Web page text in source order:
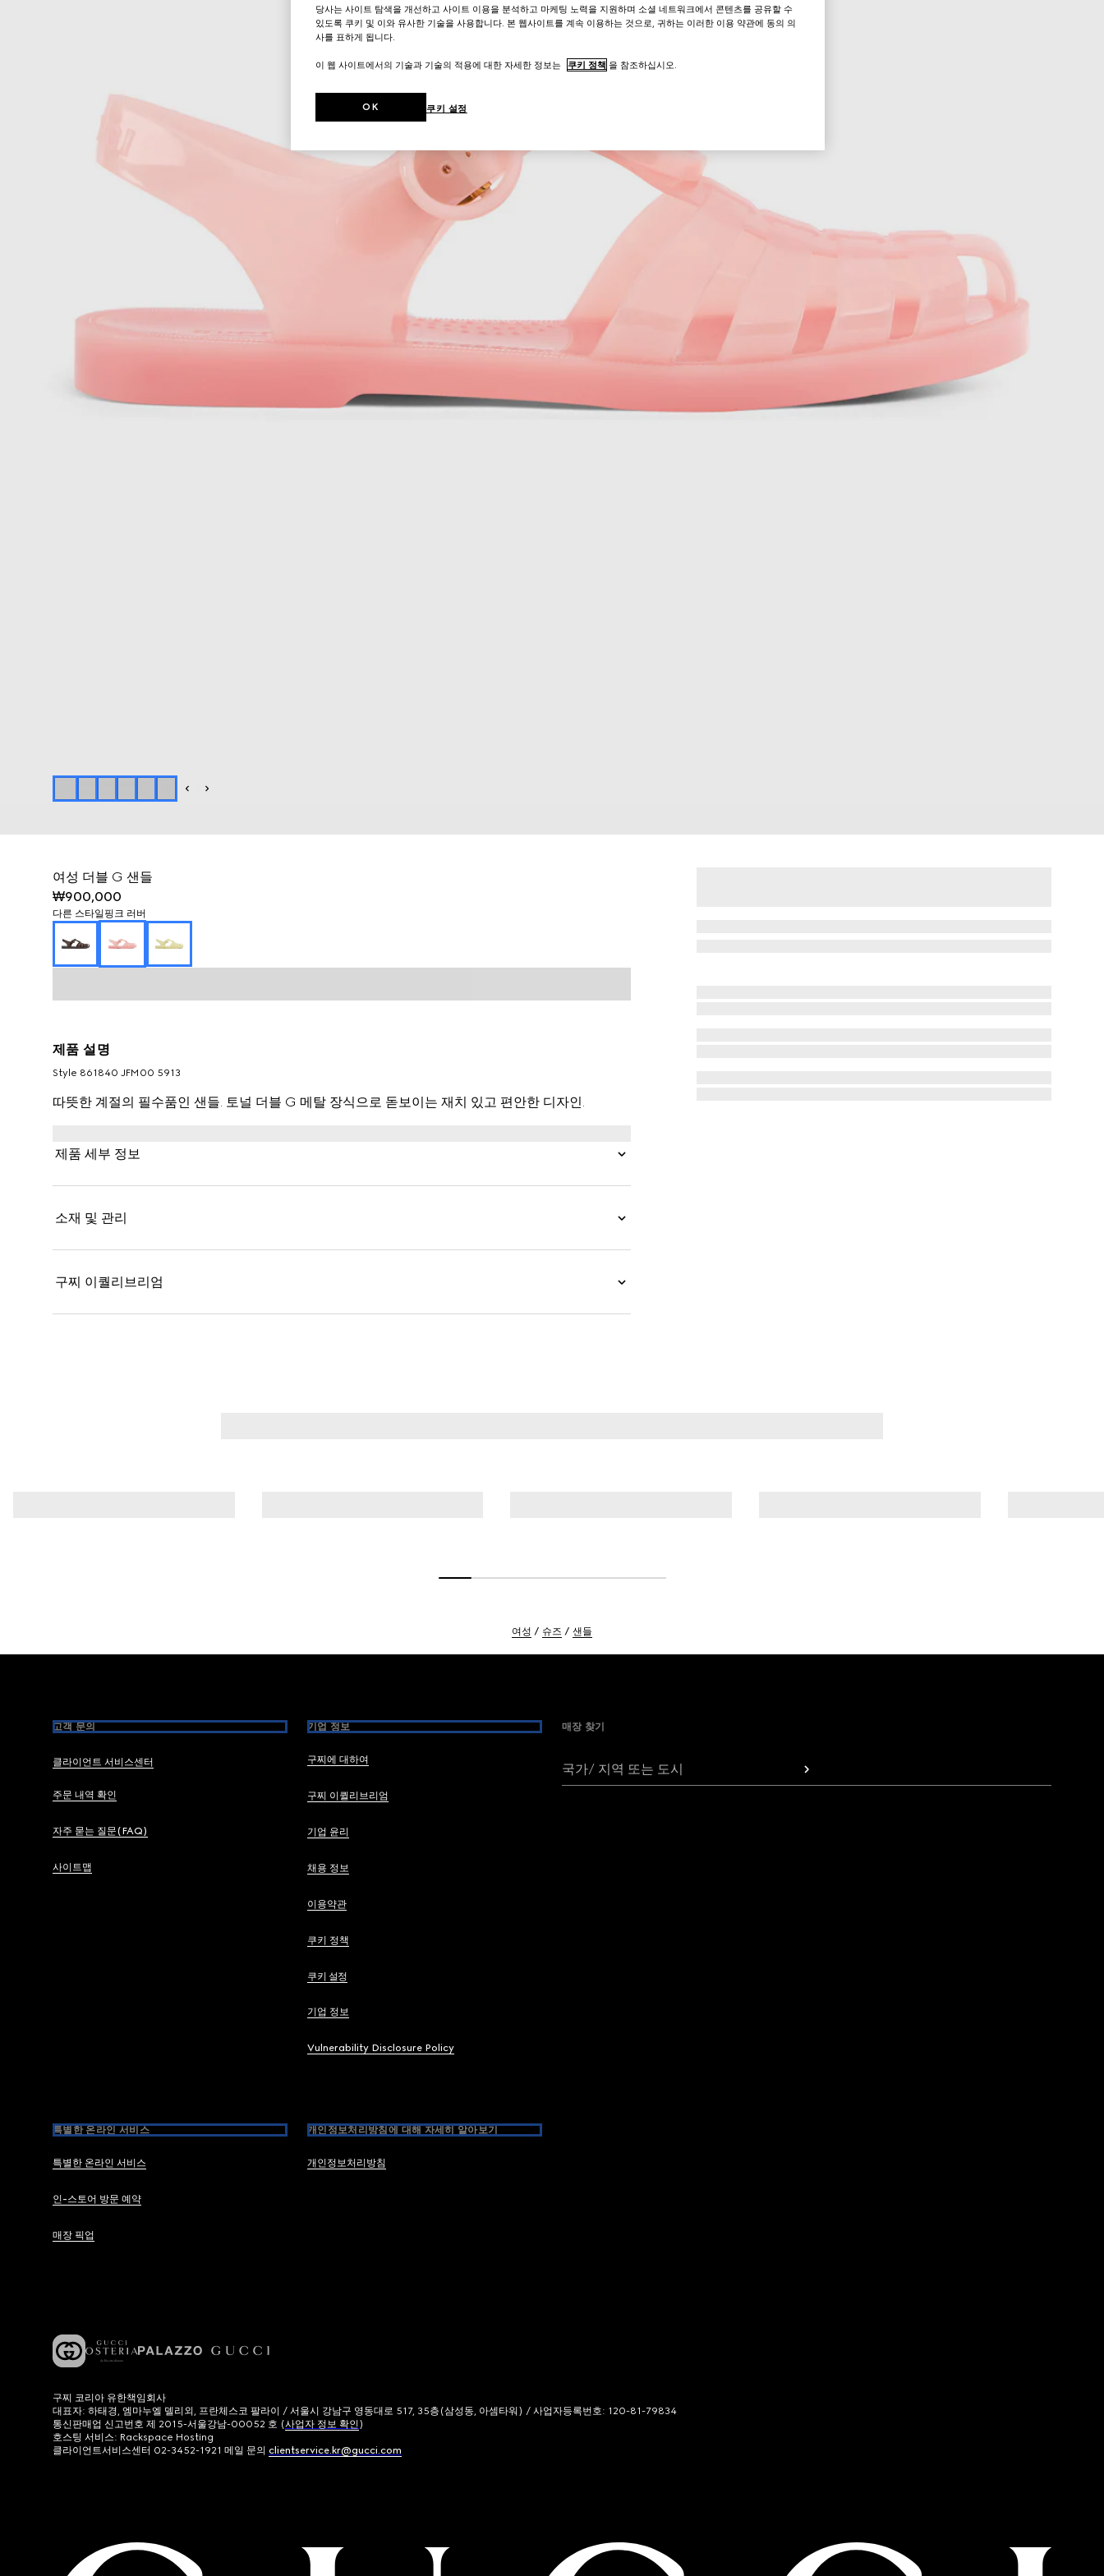
여성 더블 G 샌들
₩900,000
다른 스타일 핑크 러버
제품 설명
Style ‎861840 JFM00 5913
따뜻한 계절의 필수품인 샌들. 토널 더블 G 메탈 장식으로 돋보이는 재치 있고 편안한 디자인.
제품 세부 정보
소재 및 관리
구찌 이퀄리브리엄
여성 슈즈 샌들
고객 문의
클라이언트 서비스센터
주문 내역 확인
자주 묻는 질문(FAQ)
사이트맵
기업 정보
구찌에 대하여
구찌 이퀼리브리엄
기업 윤리
채용 정보
이용약관
쿠키 정책
쿠키 설정
기업 정보
Vulnerability Disclosure Policy
특별한 온라인 서비스
특별한 온라인 서비스
인-스토어 방문 예약
매장 픽업
개인정보처리방침에 대해 자세히 알아보기
개인정보처리방침
매장 찾기
국가/ 지역 또는 도시
구찌 코리아 유한책임회사
대표자: 하태경, 엠마누엘 델리외, 프란체스코 팔라이 / 서울시 강남구 영동대로 517, 35층(삼성동, 아셈타워) / 사업자등록번호: 120-81-79834
통신판매업 신고번호 제 2015-서울강남-00052 호 (사업자 정보 확인)
호스팅 서비스: Rackspace Hosting
클라이언트서비스센터 02-3452-1921 메일 문의 clientservice.kr@gucci.com
당사는 사이트 탐색을 개선하고 사이트 이용을 분석하고 마케팅 노력을 지원하며 소셜 네트워크에서 콘텐츠를 공유할 수
있도록 쿠키 및 이와 유사한 기술을 사용합니다. 본 웹사이트를 계속 이용하는 것으로, 귀하는 이러한 이용 약관에 동의 의
사를 표하게 됩니다.
이 웹 사이트에서의 기술과 기술의 적용에 대한 자세한 정보는 쿠키 정책 을 참조하십시오.
쿠키 설정
OK